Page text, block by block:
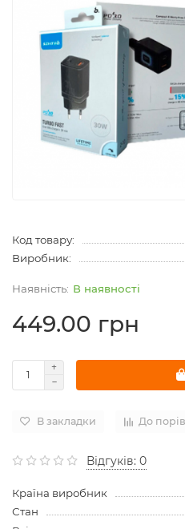
Код товару:
Виробник:
В наявності
449.00 грн
В закладки До
Відгуків: 0
Країна виробник
Стан